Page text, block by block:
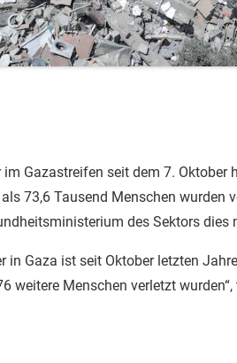
Gazastreifen seit dem 7. Oktober
73,6 Tausend Menschen wurden
des Sektors dies
in Gaza ist seit Oktober letzten
weitere Menschen verletzt